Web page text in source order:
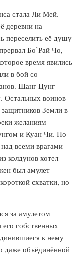
стала Ли Мей.
деревни на
переселить её душу
Бо’Рай Чо,
время явились
в бой со
Шанг Цунг
Остальных воинов
Земли в
желаниям
и Куан Чи. Но
всеми врагами
колдунов хотел
был амулет
схватки, но
за амулетом
собственных
к нему
даже объёдинённой